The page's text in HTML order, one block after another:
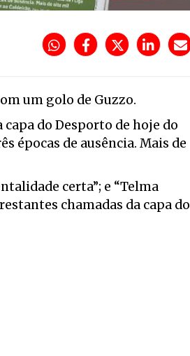
um golo de Guzzo.
do Desporto de hoje do
épocas de ausência. Mais de
certa”; e “Telma
chamadas da capa do